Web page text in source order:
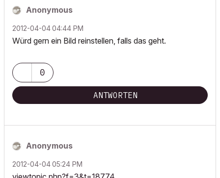
Anonymous
‎2012-04-0404:44 PM
Würd gern ein Bild reinstellen, falls das geht.
0
ANTWORTEN
Anonymous
‎2012-04-0405:24 PM